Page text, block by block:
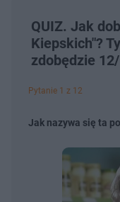
QUIZ. Jak
Kiepskich"?
zdobędzie
Pytanie 1 z 12
Jak nazywa się ta